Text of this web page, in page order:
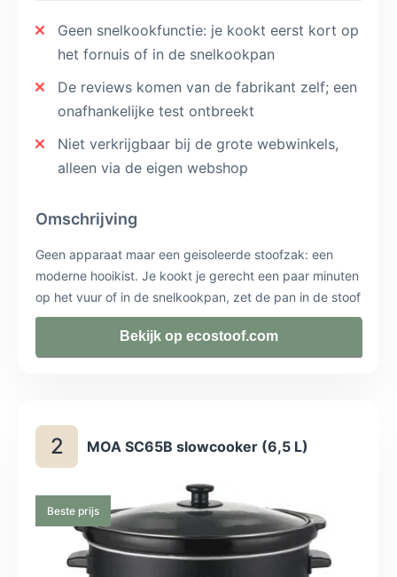
Geen snelkookfunctie: je kookt eerst kort op
het fornuis of in de snelkookpan
De reviews komen van de fabrikant zelf; een
onafhankelijke test ontbreekt
Niet verkrijgbaar bij de grote webwinkels,
alleen via de eigen webshop
Omschrijving
Geen apparaat maar een geisoleerde stoofzak: een
moderne hooikist. Je kookt je gerecht een paar minuten
op het vuur of in de snelkookpan, zet de pan in de stoof
en knoopt hem dicht. Daarna gaart het gerecht verder
op de eigen restwarmte, zonder een watt stroom.
Daarmee is dit de zuinigste manier van langzaam garen
Bekijk op ecostoof.com
2 MOA SC65B slowcooker (6,5 L)
Beste prijs